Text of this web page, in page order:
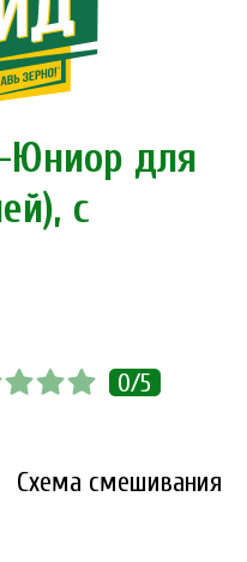
Юниор для
с
Схема смешивания
0/5